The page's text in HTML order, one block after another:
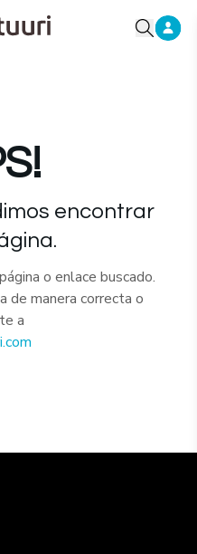
encontrar
o enlace buscado.
de manera correcta o
a